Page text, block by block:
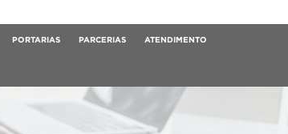
PORTARIAS PARCERIAS ATENDIMENTO